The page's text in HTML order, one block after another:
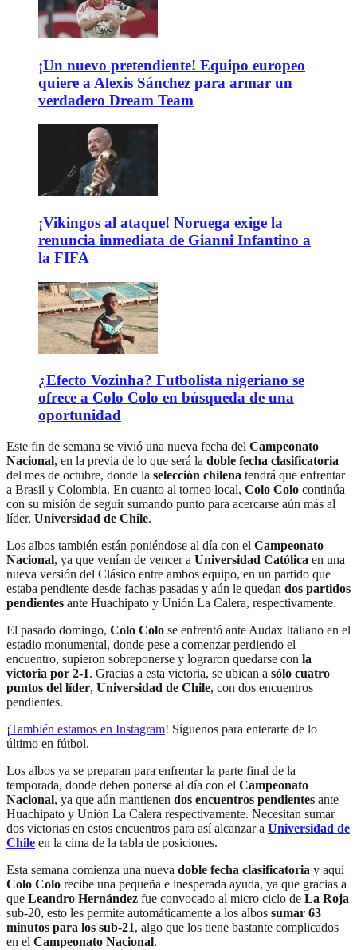
¡Un nuevo pretendiente! Equipo europeo
quiere a Alexis Sánchez para armar un
verdadero Dream Team
¡Vikingos al ataque! Noruega exige la
renuncia inmediata de Gianni Infantino a
la FIFA
¿Efecto Vozinha? Futbolista nigeriano se
ofrece a Colo Colo en búsqueda de una
oportunidad
Este fin de semana se vivió una nueva fecha del Campeonato
Nacional, en la previa de lo que será la doble fecha clasificatoria
del mes de octubre, donde la selección chilena tendrá que enfrentar
a Brasil y Colombia. En cuanto al torneo local, Colo Colo continúa
con su misión de seguir sumando punto para acercarse aún más al
líder, Universidad de Chile.
Los albos también están poniéndose al día con el Campeonato
Nacional, ya que venían de vencer a Universidad Católica en una
nueva versión del Clásico entre ambos equipo, en un partido que
estaba pendiente desde fachas pasadas y aún le quedan dos partidos
pendientes ante Huachipato y Unión La Calera, respectivamente.
El pasado domingo, Colo Colo se enfrentó ante Audax Italiano en el
estadio monumental, donde pese a comenzar perdiendo el
encuentro, supieron sobreponerse y lograron quedarse con la
victoria por 2-1. Gracias a esta victoria, se ubican a sólo cuatro
puntos del líder, Universidad de Chile, con dos encuentros
pendientes.
¡También estamos en Instagram! Síguenos para enterarte de lo
último en fútbol.
Los albos ya se preparan para enfrentar la parte final de la
temporada, donde deben ponerse al día con el Campeonato
Nacional, ya que aún mantienen dos encuentros pendientes ante
Huachipato y Unión La Calera respectivamente. Necesitan sumar
dos victorias en estos encuentros para así alcanzar a Universidad de
Chile en la cima de la tabla de posiciones.
Esta semana comienza una nueva doble fecha clasificatoria y aquí
Colo Colo recibe una pequeña e inesperada ayuda, ya que gracias a
que Leandro Hernández fue convocado al micro ciclo de La Roja
sub-20, esto les permite automáticamente a los albos sumar 63
minutos para los sub-21, algo que los tiene bastante complicados
en el Campeonato Nacional.